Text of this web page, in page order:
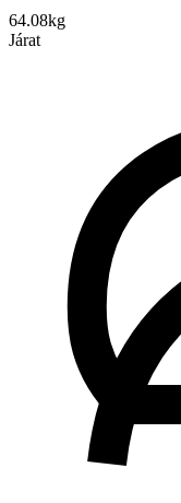
64.08kg
Járat